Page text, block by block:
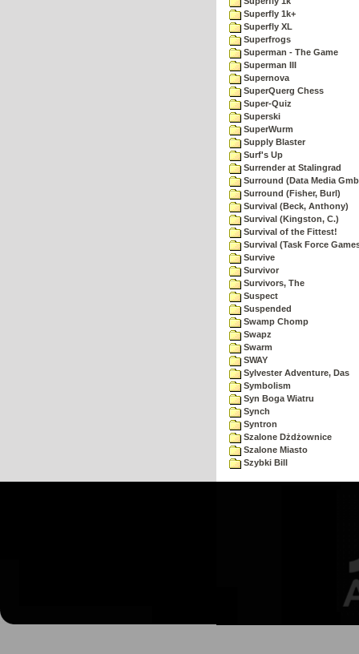
Superfly 1k+
Superfly XL
Superfrogs
Superman - The Game
Superman III
Supernova
SuperQuerg Chess
Super-Quiz
Superski
SuperWurm
Supply Blaster
Surf's Up
Surrender at Stalingrad
Surround (Data Media
Surround (Fisher, Burl)
Survival (Beck, Anthony)
Survival (Kingston, C.)
Survival of the Fittest!
Survival (Task Force
Survive
Survivor
Survivors, The
Suspect
Suspended
Swamp Chomp
Swapz
Swarm
SWAY
Sylvester Adventure, Das
Symbolism
Syn Boga Wiatru
Synch
Syntron
Szalone Dżdżownice
Szalone Miasto
Szybki Bill